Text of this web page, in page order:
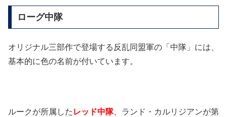
ローグ中隊
オリジナル三部作で登場する反乱同盟軍の「中隊」には、
基本的に色の名前が付いています。
ルークが所属した レッド中隊、ランド・カルリジアンが第